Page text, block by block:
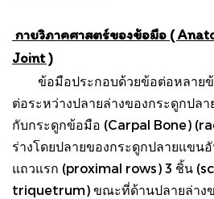
กายวิภาคศาสตร์ของข้อมือ (
Joint )
ข้อมือประกอบด้วยข้อต่อหลายข้
ต่อระหว่างปลายล่างของกระดูกปล
กับกระดูกข้อมือ (Carpal Bone)
ร่างโดยปลายของกระดูกปลายแขน
แถวแรก (proximal rows) 3 ชิ้น
triquetrum) ขณะที่ด้านปลายล่าง